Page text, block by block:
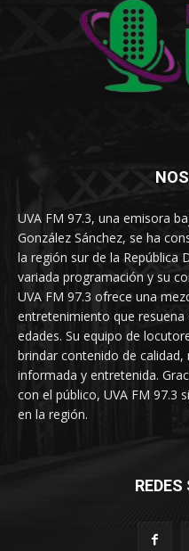
UVA FM 97.3, una emisora
González Sánchez, se ha
la región sur de la República
variada programación y su
UVA FM 97.3 ofrece una
entretenimiento que
edades. Su equipo de
brindar contenido de
informada y entretenida.
con el público, UVA FM 97.3
en la región.